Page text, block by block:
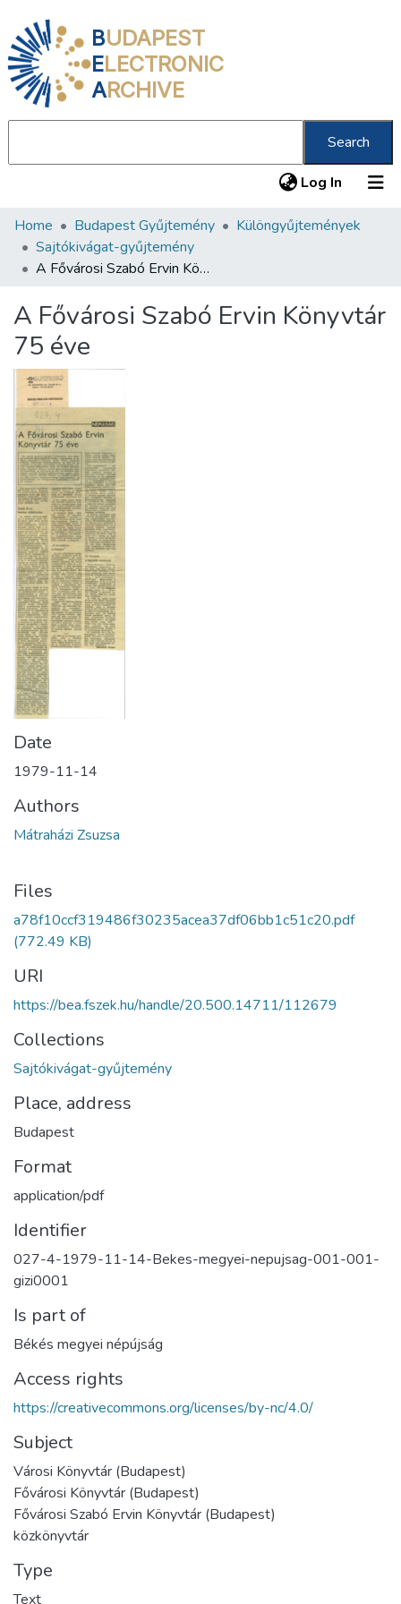
BUDAPEST
ELECTRONIC
ARCHIVE
Search
Log In (current)
Communities & Collections
All of DSpace
About us
Home Budapest Gyűjtemény
Különgyűjtemények
Sajtókivágat-gyűjtemény
A Fővárosi Szabó Ervin Könyvtár 75 éve
A Fővárosi Szabó Ervin Könyvtár
75 éve
Date
1979-11-14
Authors
Mátraházi Zsuzsa
Files
a78f10ccf319486f30235acea37df06bb1c51c20.pdf
(772.49 KB)
URI
https://bea.fszek.hu/handle/20.500.14711/112679
Collections
Sajtókivágat-gyűjtemény
Place, address
Budapest
Format
application/pdf
Identifier
027-4-1979-11-14-Bekes-megyei-nepujsag-001-001-
gizi0001
Is part of
Békés megyei népújság
Access rights
https://creativecommons.org/licenses/by-nc/4.0/
Subject
Városi Könyvtár (Budapest)
Fővárosi Könyvtár (Budapest)
Fővárosi Szabó Ervin Könyvtár (Budapest)
közkönyvtár
Type
Text